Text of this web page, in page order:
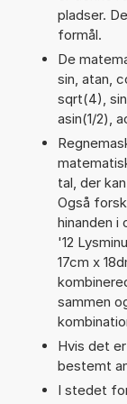
pladser.
formål.
De
sin, atan,
sqrt(4),
asin(1/2),
tal, der
Også
hinanden i
'12
17cm x
sammen
Hvis det
bestemt
I stedet